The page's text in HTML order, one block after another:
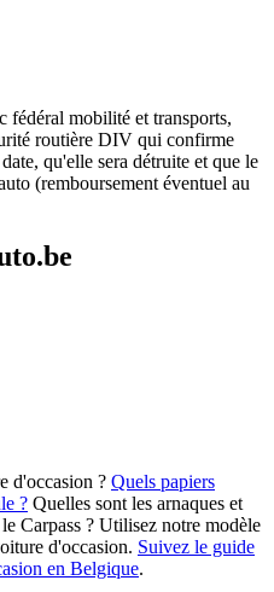
fédéral mobilité et transports,
routière DIV qui confirme
qu'elle sera détruite et que le
(remboursement éventuel au
d'occasion ? Quels papiers
? Quelles sont les arnaques et
Carpass ? Utilisez notre modèle
d'occasion. Suivez le guide
en Belgique.